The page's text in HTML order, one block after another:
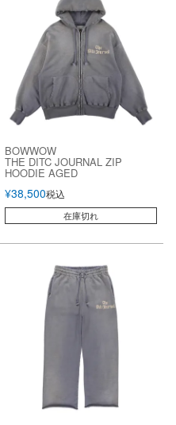
BOWWOW
THE DITC JOURNAL ZIP
HOODIE AGED
¥38,500税込
在庫切れ